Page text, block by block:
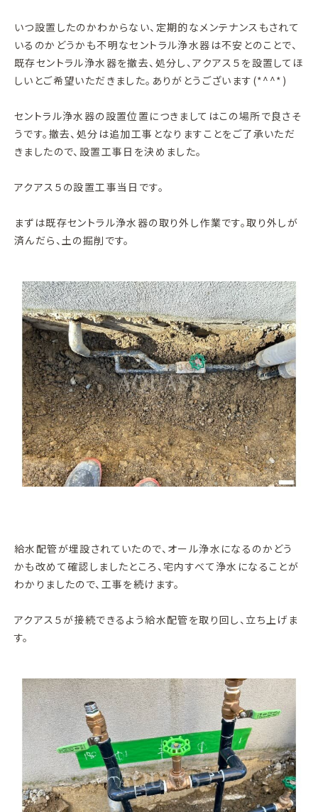
いつ設置したのかわからない、定期的なメンテナンスもされて
いるのかどうかも不明なセントラル浄水器は不安とのことで、
既存セントラル浄水器を撤去、処分し、アクアス５を設置してほ
しいとご希望いただきました。ありがとうございます(*^^*)
セントラル浄水器の設置位置につきましてはこの場所で良さそ
うです。撤去、処分は追加工事となりますことをご了承いただ
きましたので、設置工事日を決めました。
アクアス５の設置工事当日です。
まずは既存セントラル浄水器の取り外し作業です。取り外しが
済んだら、土の掘削です。
給水配管が埋設されていたので、オール浄水になるのかどう
かも改めて確認しましたところ、宅内すべて浄水になることが
わかりましたので、工事を続けます。
アクアス５が接続できるよう給水配管を取り回し、立ち上げま
す。